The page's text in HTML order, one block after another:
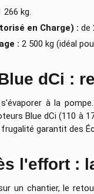
266 kg.
en Charge) : de
: 2 500 kg (idéal
dCi :
à la
Blue dCi (110 à
garantit des
l'effort :
un chantier, le